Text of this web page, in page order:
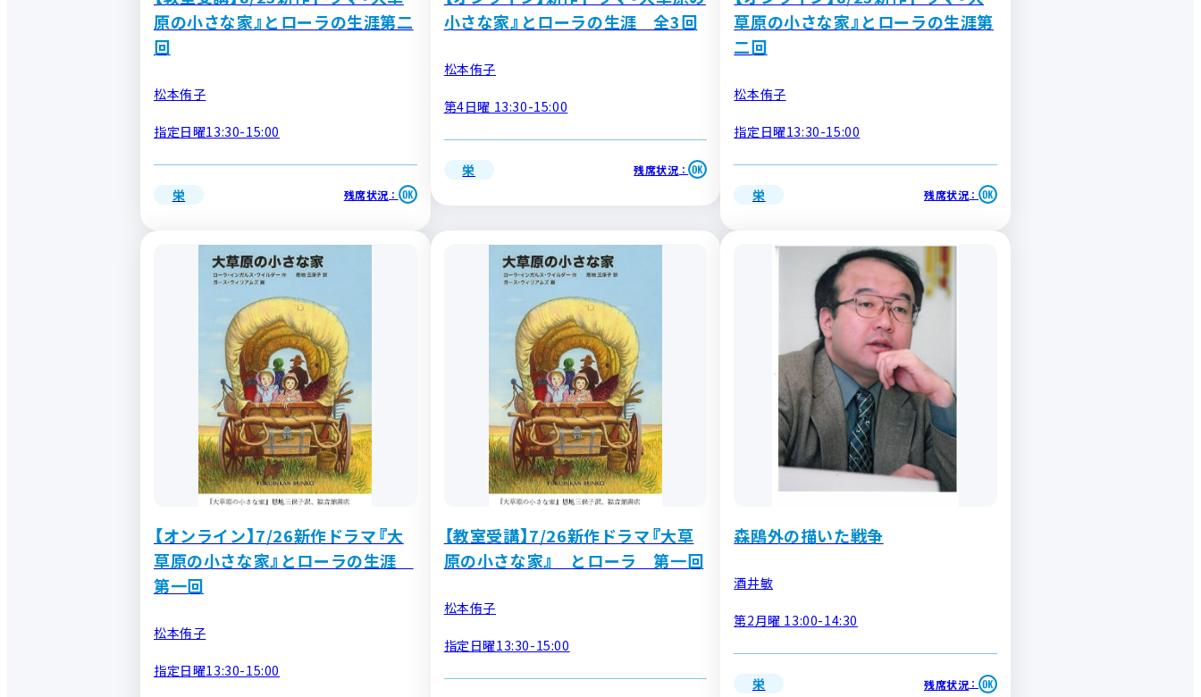
原の小さな家』とローラの生涯第二
回
松本侑子
指定日曜13:30-15:00
栄 残席状況 ：
小さな家』とローラの生涯 全3回
松本侑子
第4日曜 13:30-15:00
栄 残席状況 ：
草原の小さな家』とローラの生涯第
二回
松本侑子
指定日曜13:30-15:00
栄 残席状況 ：
【オンライン】7/26新作ドラマ『大
草原の小さな家』とローラの生涯
第一回
松本侑子
指定日曜13:30-15:00
【教室受講】7/26新作ドラマ『大草
原の小さな家』 とローラ 第一回
松本侑子
指定日曜13:30-15:00
森鴎外の描いた戦争
酒井敏
第2月曜 13:00-14:30
栄 残席状況 ：